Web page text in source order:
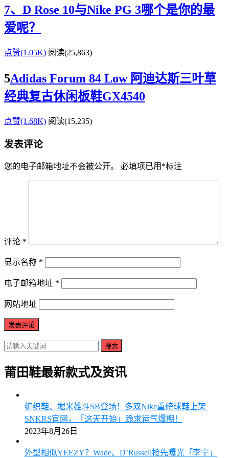
7、D Rose 10与Nike PG 3哪个是你的最
爱呢？
点赞(1.05K) 阅读(25,863)
5Adidas Forum 84 Low 阿迪达斯三叶草
经典复古休闲板鞋GX4540
点赞(1.68K) 阅读(15,235)
发表评论
您的电子邮箱地址不会被公开。 必填项已用 *标注
评论 *
显示名称 *
电子邮箱地址 *
网站地址
搜索
莆田鞋最新款式及资讯
编织鞋、堀米雄斗SB登场！多双Nike重磅球鞋上架
SNKRS官网，「这天开始」跪求运气爆棚！
2023年8月26日
外型相似YEEZY？Wade、D’Russell抢先曝光「李宁」